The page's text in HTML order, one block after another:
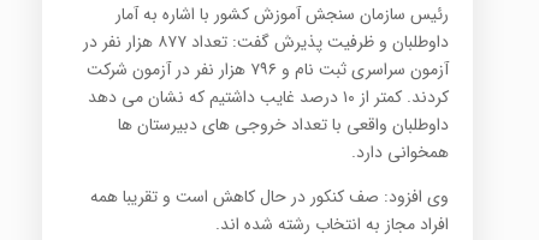
رئیس سازمان سنجش آموزش کشور با اشاره به آمار
داوطلبان و ظرفیت پذیرش گفت: تعداد ۸۷۷ هزار نفر در
آزمون سراسری ثبت نام و ۷۹۶ هزار نفر در آزمون شرکت
کردند. کمتر از ۱۰ درصد غایب داشتیم که نشان می دهد
داوطلبان واقعی با تعداد خروجی های دبیرستان ها
همخوانی دارد.
وی افزود: صف کنکور در حال کاهش است و تقریبا همه
افراد مجاز به انتخاب رشته شده اند.